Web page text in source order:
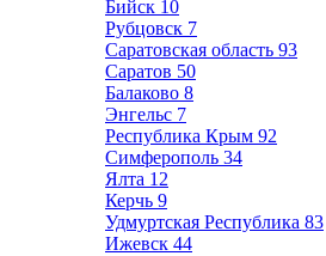
Бийск 10
Рубцовск 7
Саратовская область 93
Саратов 50
Балаково 8
Энгельс 7
Республика Крым 92
Симферополь 34
Ялта 12
Керчь 9
Удмуртская Республика 83
Ижевск 44